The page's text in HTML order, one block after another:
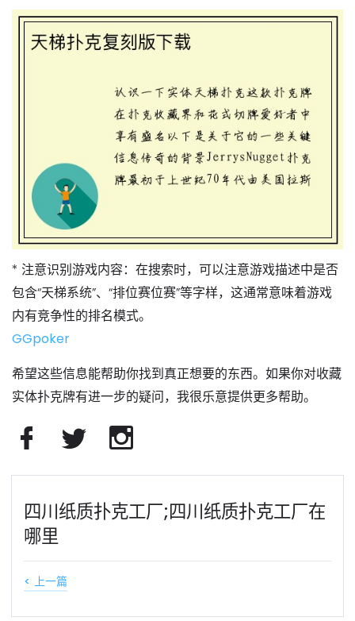
* 注意识别游戏内容：在搜索时，可以注意游戏描述中是否
包含“天梯系统”、“排位赛位赛”等字样，这通常意味着游戏
内有竞争性的排名模式。
GGpoker
希望这些信息能帮助你找到真正想要的东西。如果你对收藏
实体扑克牌有进一步的疑问，我很乐意提供更多帮助。
四川纸质扑克工厂;四川纸质扑克工厂在
哪里
< 上一篇